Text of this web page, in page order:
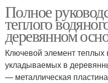
Полное
теплого
деревянном
Ключевой элемент теплых
укладываемых в
— металлическая